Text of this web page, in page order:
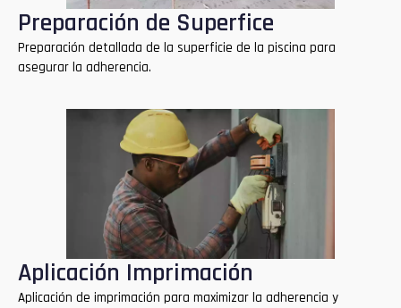
Preparación de Superfice
Preparación detallada de la superficie de la piscina para
asegurar la adherencia.
Aplicación Imprimación
Aplicación de imprimación para maximizar la adherencia y